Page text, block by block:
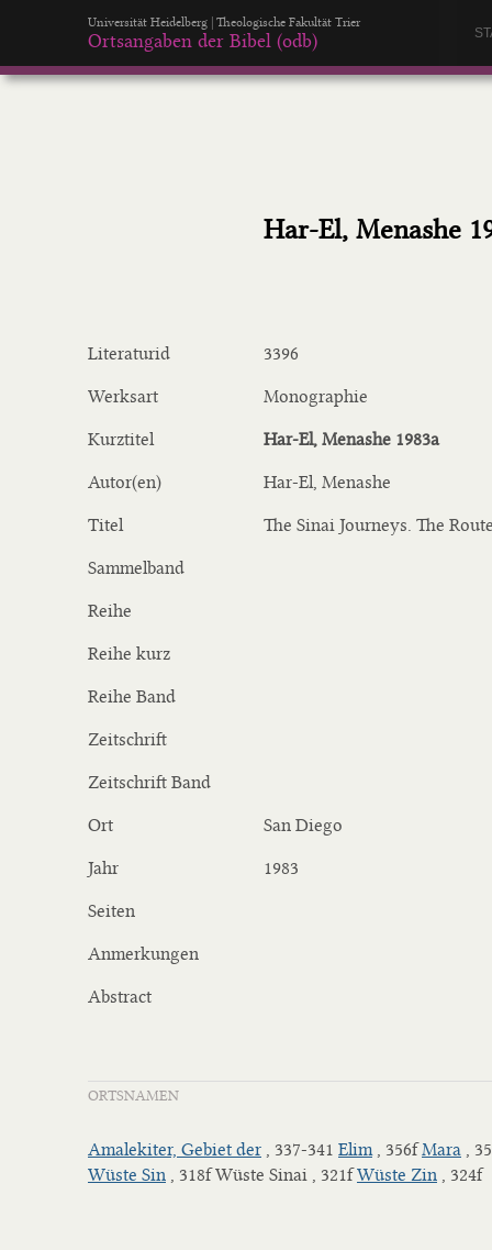
Universität Heidelberg | Theologische Fakultät Trier
Ortsangaben der Bibel (odb)
Har-El, Menashe
Literaturid 3396
Werksart Monographie
Kurztitel Har-El, Menashe 1983a
Autor(en) Har-El, Menashe
Titel The Sinai Journeys. The
Sammelband
Reihe
Reihe kurz
Reihe Band
Zeitschrift
Zeitschrift Band
Ort San Diego
Jahr 1983
Seiten
Anmerkungen
Abstract
ORTSNAMEN
Amalekiter, Gebiet der , 337-341 Elim, 356fMara ,
Wüste Sin , 318f Wüste Sinai , 321fWüste Zin , 324f